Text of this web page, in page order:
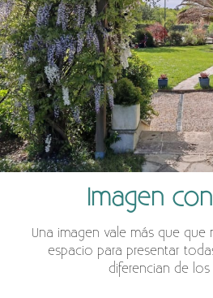
Imagen
Una imagen vale más que que
espacio para presentar
diferencian de los